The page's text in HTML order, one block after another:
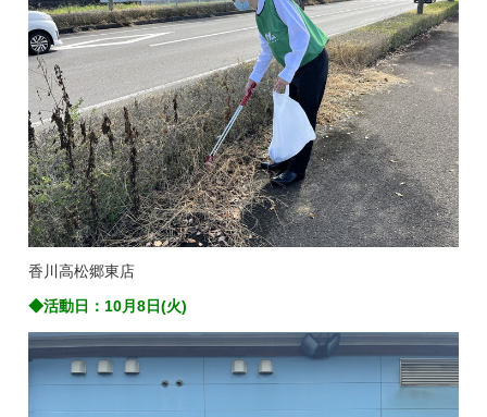
香川高松郷東店
◆活動日：10月8日(火)